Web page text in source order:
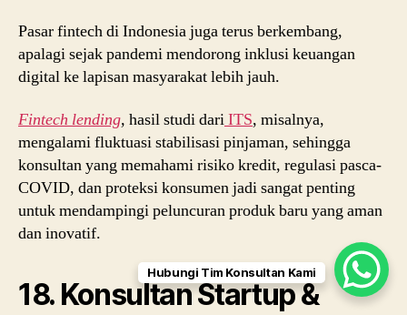
Pasar fintech di Indonesia juga terus berkembang,
apalagi sejak pandemi mendorong inklusi keuangan
digital ke lapisan masyarakat lebih jauh.
Fintech lending, hasil studi dariITS, misalnya,
mengalami fluktuasi stabilisasi pinjaman, sehingga
konsultan yang memahami risiko kredit, regulasi pasca-
COVID, dan proteksi konsumen jadi sangat penting
untuk mendampingi peluncuran produk baru yang aman
dan inovatif.
18. Konsultan Startup &
Hubungi Tim Konsultan Kami